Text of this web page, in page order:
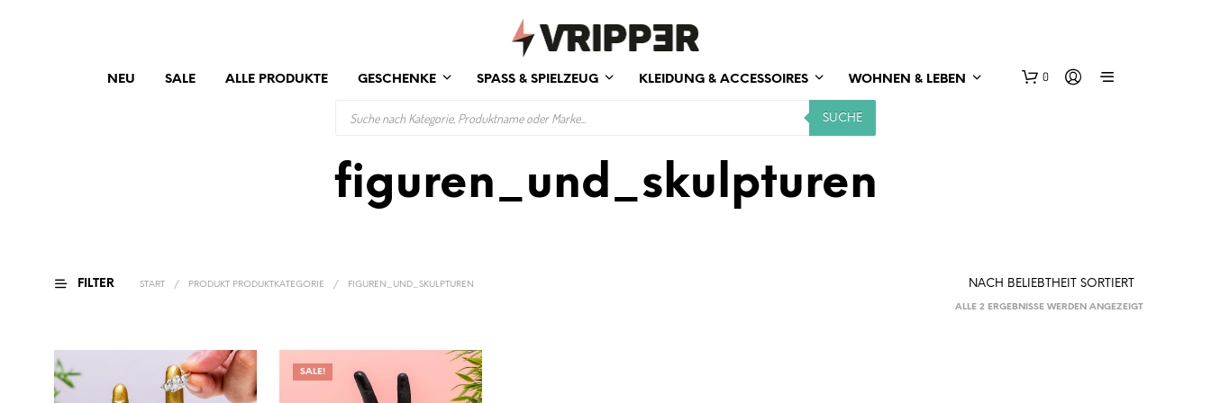
NEU SALE ALLE PRODUKTE GESCHENKE SPASS & SPIELZEUG KLEIDUNG & ACCESSOIRES WOHNEN & LEBEN 0
SUCHE
figuren_und_skulpturen
FILTER START / PRODUKT PRODUKTKATEGORIE / FIGUREN_UND_SKULPTUREN
ALLE 2 ERGEBNISSE WERDEN ANGEZEIGTNACH
SALE!